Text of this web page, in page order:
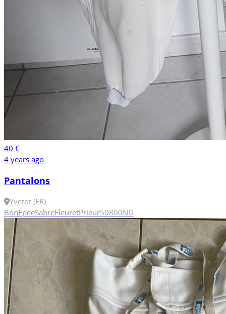
40 €
4 years ago
Pantalons
Yvetot (FR)
BonÉpéeSabreFleuretPrieur50800ND